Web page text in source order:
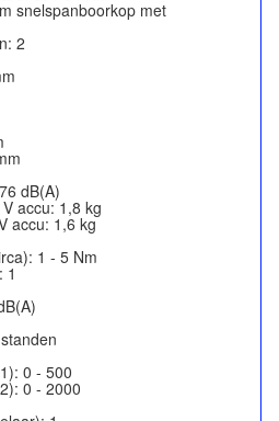
snelspanboorkop met
2
dB(A)
accu: 1,8 kg
accu: 1,6 kg
1 - 5 Nm
1
0 - 500
0 - 2000